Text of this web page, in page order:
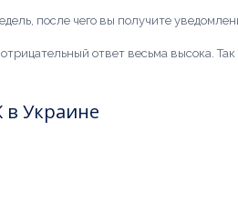
после чего вы получите
ответ весьма высока.
Украине